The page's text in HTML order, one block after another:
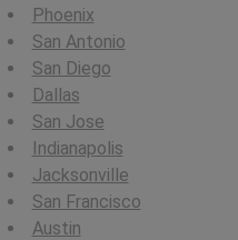
Phoenix
San Antonio
San Diego
Dallas
San Jose
Indianapolis
Jacksonville
San Francisco
Austin